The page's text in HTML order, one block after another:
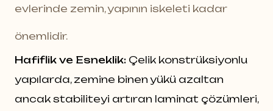
evlerinde zemin, yapının iskeleti kadar
önemlidir.
Hafiflik ve Esneklik: Çelik konstrüksiyonlu
yapılarda, zemine binen yükü azaltan
ancak stabiliteyi artıran laminat çözümleri,